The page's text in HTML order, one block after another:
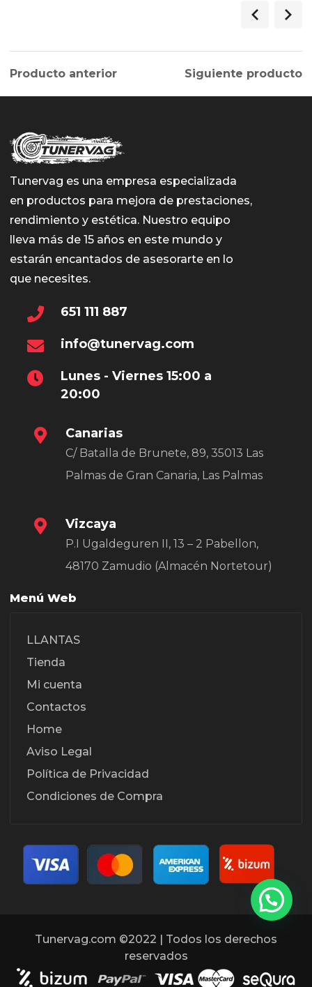
tiene
Las
Producto anterior Siguiente producto
Tunervag es una empresa especializada
en productos para mejora de prestaciones,
rendimiento y estética. Nuestro equipo
lleva más de 15 años en este mundo y
estarán encantados de asesorarte en lo
que necesites.
651 111 887
info@tunervag.com
Lunes - Viernes 15:00 a
20:00
Canarias
C/ Batalla de Brunete, 89, 35013 Las
Palmas de Gran Canaria, Las Palmas
Vizcaya
P.I Ugaldeguren II, 13 – 2 Pabellon,
48170 Zamudio (Almacén Nortetour)
Menú Web
LLANTAS
Tienda
Mi cuenta
Contactos
Home
Aviso Legal
Política de Privacidad
Condiciones de Compra
Tunervag.com ©2022 | Todos los derechos
reservados